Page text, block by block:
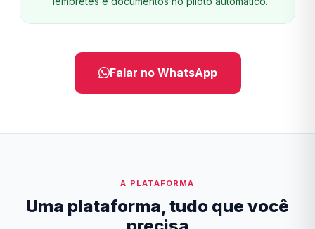
Falar no WhatsApp
A PLATAFORMA
Uma plataforma, tudo que você